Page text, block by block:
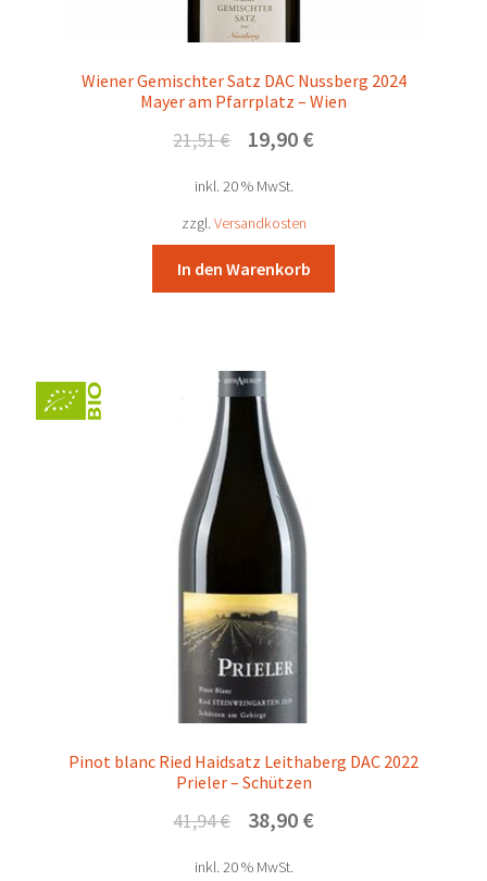
Wiener Gemischter Satz DAC Nussberg 2024
Mayer am Pfarrplatz – Wien
21,51€
Ursprünglicher
war:
21,51 €
19,90 €Aktueller
inkl. 20 % MwSt.
zzgl. Versandkosten
In den Warenkorb
Pinot blanc Ried Haidsatz Leithaberg DAC 2022
Prieler – Schützen
41,94€
Ursprünglicher
war:
38,90 €Aktueller
inkl. 20 % MwSt.